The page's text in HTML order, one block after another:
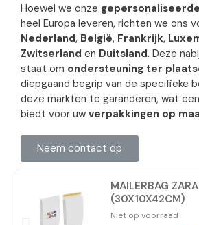
Hoewel we onze
heel Europa leveren, richten we ons
Nederland, België, Frankrijk,
Zwitserland en Duitsland. Deze
staat om ondersteuning ter
diepgaand begrip van de specifieke
deze markten te garanderen, wat
biedt voor uw verpakkingen op
Neem contact op
MAILERBAG
(30X10X42CM)
Niet op voorraad